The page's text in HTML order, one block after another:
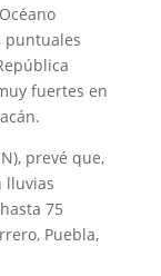
puntuales
fuertes en
prevé que,
lluvias
75
Puebla,